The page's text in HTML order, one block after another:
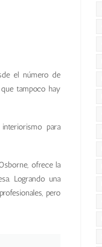
el número de
tampoco hay
para
ofrece la
Logrando una
pero